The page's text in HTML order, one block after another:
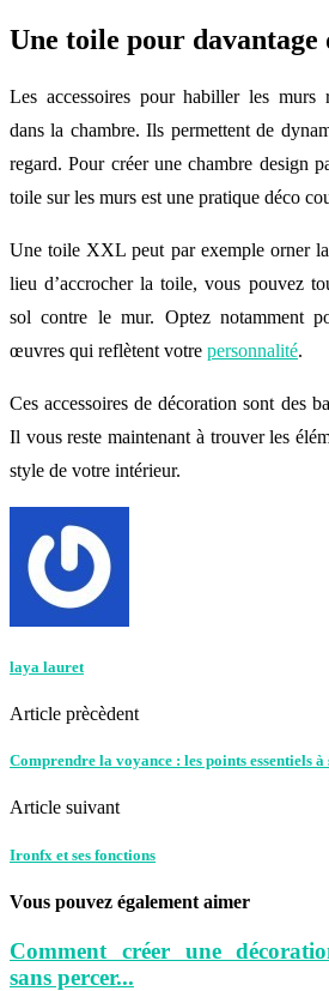
Une toile pour davantage
Les accessoires pour habiller les murs
dans la chambre. Ils permettent de
regard. Pour créer une chambre design
toile sur les murs est une pratique déco
Une toile XXL peut par exemple orner
lieu d’accrocher la toile, vous pouvez
sol contre le mur. Optez notamment
œuvres qui reflètent votre personnalité.
Ces accessoires de décoration sont des
Il vous reste maintenant à trouver les
style de votre intérieur.
laya lauret
Article prècèdent
Comprendre la voyance : les points essentiels
Article suivant
Ironfx et ses fonctions
Vous pouvez également aimer
Comment créer une
sans percer...